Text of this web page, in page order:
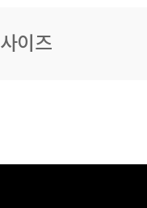
사이즈